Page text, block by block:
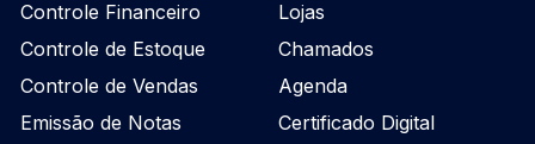
Controle Financeiro
Controle de Estoque
Controle de Vendas
Emissão de Notas
Lojas
Chamados
Agenda
Certificado Digital